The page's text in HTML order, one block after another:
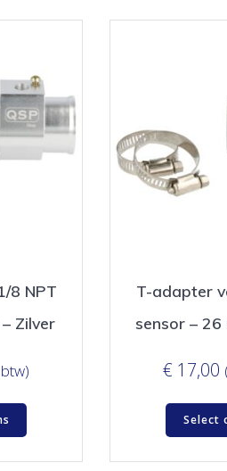
8 NPT
Zilver
T-adapter
sensor –
€ 17,00
Select